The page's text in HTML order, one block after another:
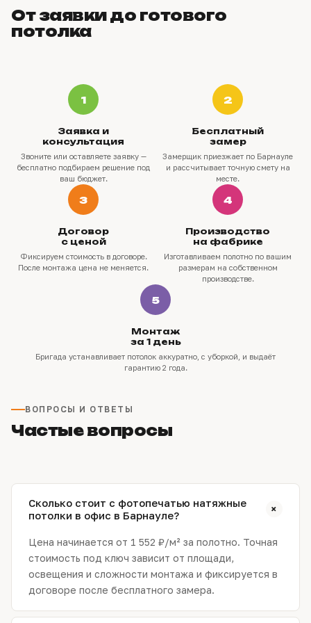
От заявки до готового
потолка
1
Заявка и
консультация
Звоните или оставляете заявку —
бесплатно подбираем решение под
ваш бюджет.
2
Бесплатный
замер
Замерщик приезжает по Барнауле
и рассчитывает точную смету на
месте.
3
Договор
с ценой
Фиксируем стоимость в договоре.
После монтажа цена не меняется.
4
Производство
на фабрике
Изготавливаем полотно по вашим
размерам на собственном
производстве.
5
Монтаж
за 1 день
Бригада устанавливает потолок аккуратно, с уборкой, и выдаёт
гарантию 2 года.
ВОПРОСЫ И ОТВЕТЫ
Частые вопросы
Сколько стоит с фотопечатью натяжные
потолки в офис в Барнауле?
+
Цена начинается от 1 552 ₽/м² за полотно. Точная
стоимость под ключ зависит от площади,
освещения и сложности монтажа и фиксируется в
договоре после бесплатного замера.